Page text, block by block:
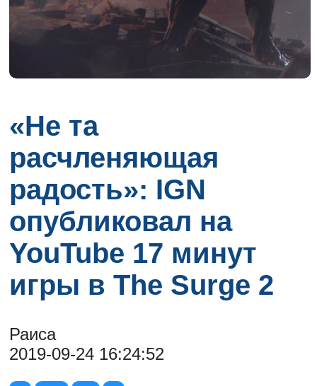
«Не та
расчленяющая
радость»: IGN
опубликовал на
YouTube 17 минут
игры в The Surge 2
Раиса
2019-09-24 16:24:52